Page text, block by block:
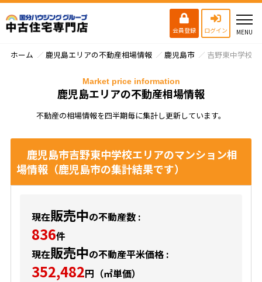
会員登録 ログイン
ホーム 鹿児島エリアの不動産相場情報 鹿児島市 吉野東中学校
鹿児島エリアの不動産相場情報
Market price information
不動産の相場情報を四半期毎に集計し更新しています。
鹿児島市吉野東中学校エリアのマンション相
場情報（鹿児島市の集計結果です）
現在販売中の不動産数 :
836件
現在販売中の不動産平米価格 :
352,482円（㎡単価）